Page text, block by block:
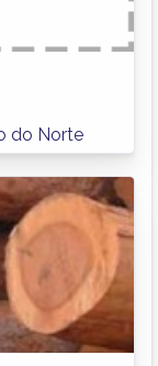
do Norte